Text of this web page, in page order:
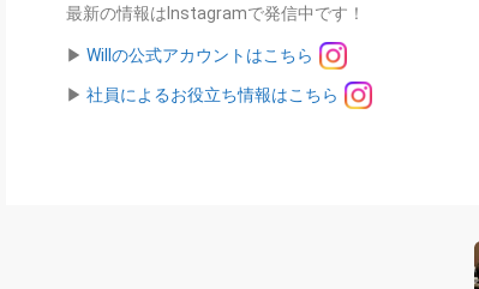
最新の情報はInstagramで発信中です！
▶︎ Willの公式アカウントはこちら
▶︎ 社員によるお役立ち情報はこちら